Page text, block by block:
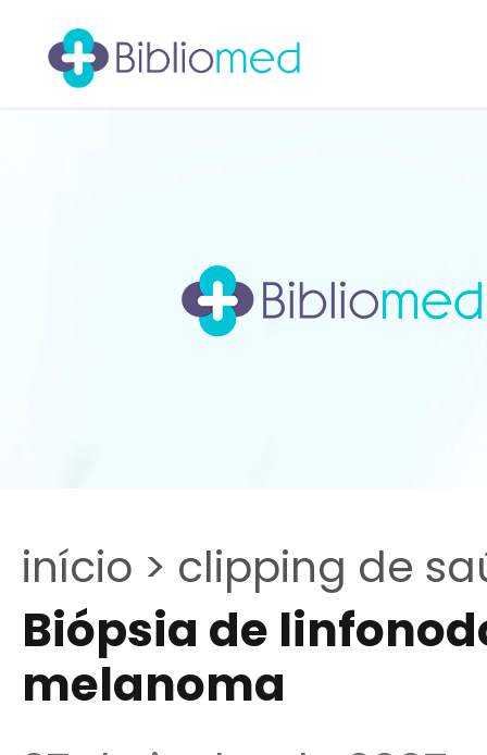
início > clipping de
Biópsia de
melanoma